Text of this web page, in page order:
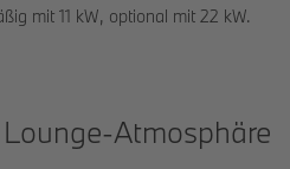
mit 11 kW, optional mit 22 kW.
Atmosphäre